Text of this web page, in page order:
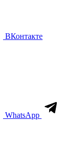
ВКонтакте
WhatsApp